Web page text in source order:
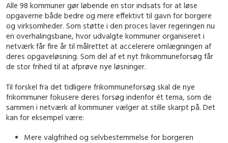
Alle 98 kommuner gør løbende en stor indsats for at løse
opgaverne både bedre og mere effektivt til gavn for borgere
og virksomheder. Som støtte i den proces laver regeringen nu
en overhalingsbane, hvor udvalgte kommuner organiseret i
netværk får fire år til målrettet at accelerere omlægningen af
deres opgaveløsning. Som del af et nyt frikommuneforsøg får
de stor frihed til at afprøve nye løsninger.
Til forskel fra det tidligere frikommuneforsøg skal de nye
frikommuner fokusere deres forsøg indenfor ét tema, som de
sammen i netværk af kommuner vælger at stille skarpt på. Det
kan for eksempel være:
Mere valgfrihed og selvbestemmelse for borgeren